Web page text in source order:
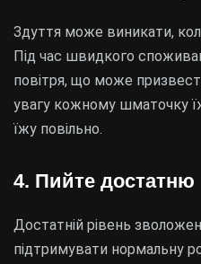
Здуття може виникати,
Під час швидкого
повітря, що може
увагу кожному шматочку
їжу повільно.
4. Пийте достатню
Достатній рівень
підтримувати нормальну